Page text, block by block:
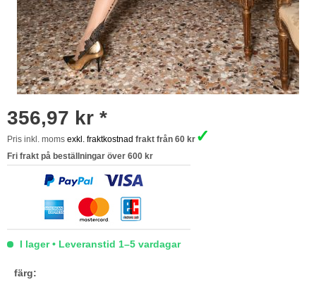
356,97 kr *
Pris inkl. moms exkl. fraktkostnad frakt från 60 kr ✓
Fri frakt på beställningar över 600 kr
I lager • Leveranstid 1–5 vardagar
färg: